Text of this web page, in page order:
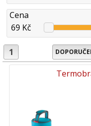
Cena
69 Kč
1